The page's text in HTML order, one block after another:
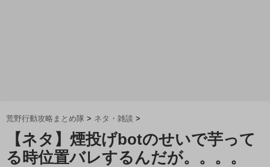
荒野行動攻略まとめ隊 > ネタ・雑談 >
【ネタ】煙投げbotのせいで芋って
る時位置バレするんだが。。。。